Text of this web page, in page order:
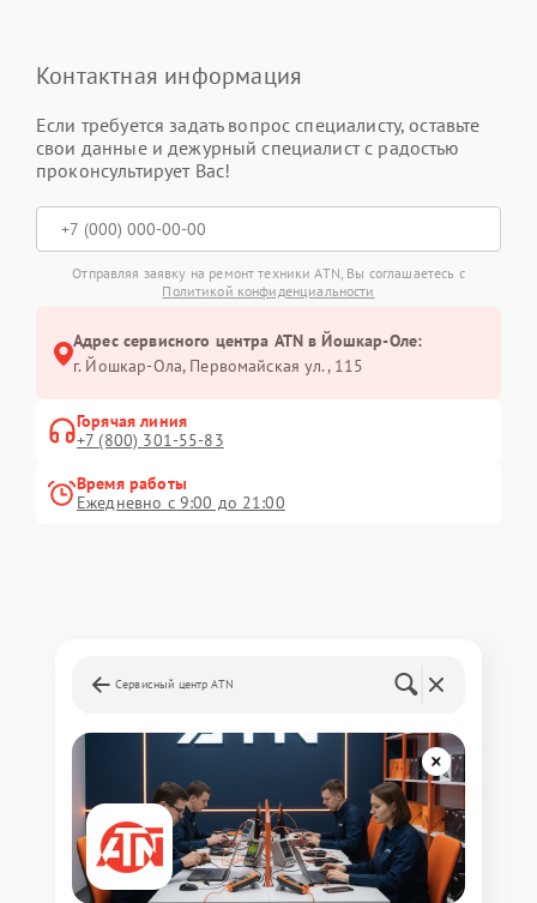
Контактная информация
Если требуется задать вопрос специалисту, оставьте
свои данные и дежурный специалист с радостью
проконсультирует Вас!
Отправляя заявку на ремонт техники ATN, Вы соглашаетесь с
Политикой конфиденциальности
Адрес сервисного центра ATN в Йошкар-Оле:
г. Йошкар-Ола, Первомайская ул., 115
Горячая линия
+7 (800) 301-55-83
Время работы
Ежедневно с 9:00 до 21:00
Сервисный центр ATN